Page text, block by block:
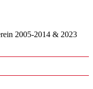
2005-2014 & 2023